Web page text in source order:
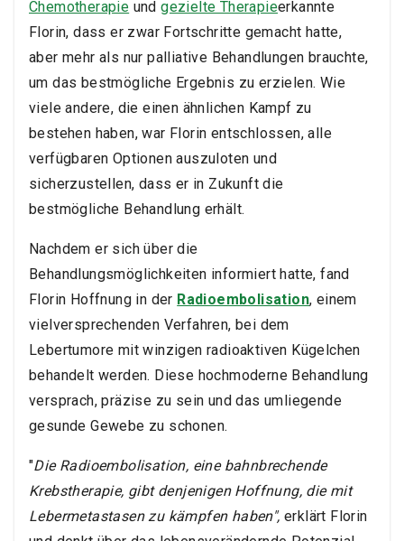
Chemotherapie undgezielte Therapieerkannte
Florin, dass er zwar Fortschritte gemacht hatte,
aber mehr als nur palliative Behandlungen brauchte,
um das bestmögliche Ergebnis zu erzielen. Wie
viele andere, die einen ähnlichen Kampf zu
bestehen haben, war Florin entschlossen, alle
verfügbaren Optionen auszuloten und
sicherzustellen, dass er in Zukunft die
bestmögliche Behandlung erhält.
Nachdem er sich über die
Behandlungsmöglichkeiten informiert hatte, fand
Florin Hoffnung in der Radioembolisation, einem
vielversprechenden Verfahren, bei dem
Lebertumore mit winzigen radioaktiven Kügelchen
behandelt werden. Diese hochmoderne Behandlung
versprach, präzise zu sein und das umliegende
gesunde Gewebe zu schonen.
"Die Radioembolisation, eine bahnbrechende
Krebstherapie, gibt denjenigen Hoffnung, die mit
Lebermetastasen zu kämpfen haben", erklärt Florin